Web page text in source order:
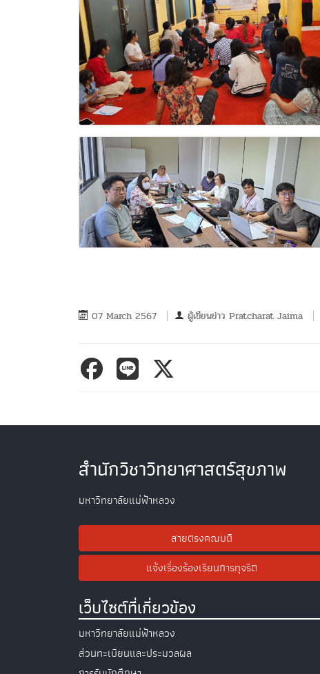
07 March 2567 ผู้เขียนข่าว Pratcharat Jaima
สำนักวิชาวิทยาศาสตร์สุขภาพ
มหาวิทยาลัยแม่ฟ้าหลวง
สายตรงคณบดี
แจ้งเรื่องร้องเรียนการทุจริต
เว็บไซต์ที่เกี่ยวข้อง
มหาวิทยาลัยแม่ฟ้าหลวง
ส่วนทะเบียนและประมวลผล